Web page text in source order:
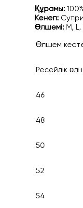
Құрамы:
Кенеп:
Өлшемі: M, L,
Өлшем
Ресейлік
46
48
50
52
54